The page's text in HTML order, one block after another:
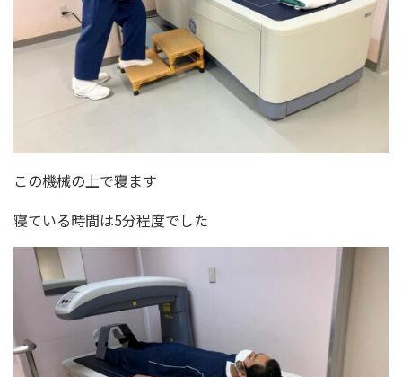
この機械の上で寝ます
寝ている時間は5分程度でした